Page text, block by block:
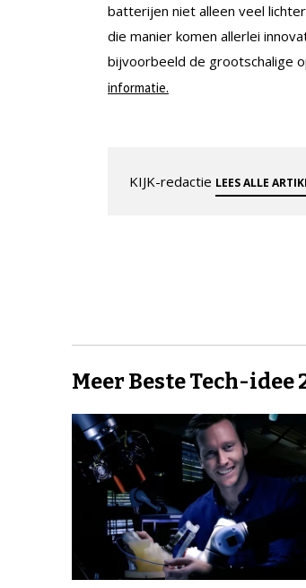
batterijen niet alleen veel
die manier komen allerlei
bijvoorbeeld de grootschalige
informatie.
KIJK-redactie LEES ALLE
Meer Beste Tech-idee